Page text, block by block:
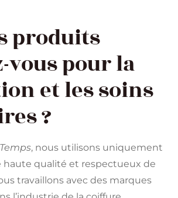
produits
pour la
et les soins
?
, nous utilisons uniquement
haute qualité et respectueux de
travaillons avec des marques